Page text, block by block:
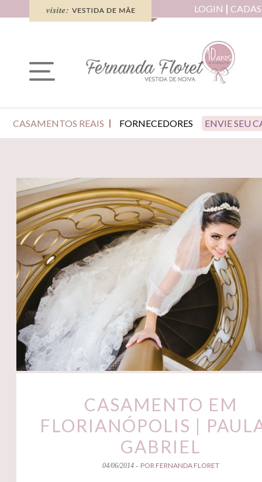
LOGIN
CASAMENTOS REAIS FORNECEDORES ENVIE SEU
CASAMENTO EM
FLORIANÓPOLIS |
GABRIEL
04/06/2014 - POR FERNANDA FLORET